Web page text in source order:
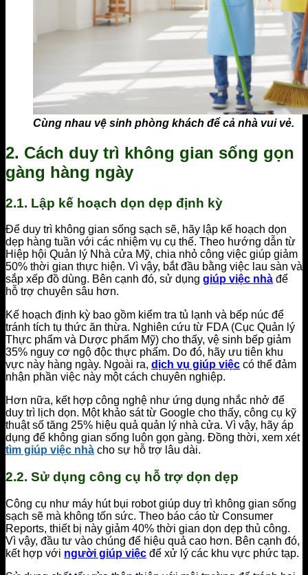
Cùng nhau vệ sinh phòng khách để cả nhà vui vẻ.
2. Cách duy trì không gian sống gọn
gàng hàng ngày
2.1. Lập kế hoạch dọn dẹp định kỳ
Để duy trì không gian sống sạch sẽ, hãy lập kế hoạch dọn
dẹp hàng tuần với các nhiệm vụ cụ thể. Theo hướng dẫn từ
Hiệp hội Quản lý Nhà cửa Mỹ, chia nhỏ công việc giúp giảm
50% thời gian thực hiện. Vì vậy, bắt đầu bằng việc lau sàn và
sắp xếp đồ dùng. Bên cạnh đó, sử dụng giúp việc nhà để
hỗ trợ chuyên sâu hơn.
Kế hoạch định kỳ bao gồm kiểm tra tủ lạnh và bếp núc để
tránh tích tụ thức ăn thừa. Nghiên cứu từ FDA (Cục Quản lý
Thực phẩm và Dược phẩm Mỹ) cho thấy, vệ sinh bếp giảm
35% nguy cơ ngộ độc thực phẩm. Do đó, hãy ưu tiên khu
vực này hàng ngày. Ngoài ra, dịch vụ giúp việc có thể đảm
nhận phần việc này một cách chuyên nghiệp.
Hơn nữa, kết hợp công nghệ như ứng dụng nhắc nhở để
duy trì lịch dọn. Một khảo sát từ Google cho thấy, công cụ kỹ
thuật số tăng 25% hiệu quả quản lý nhà cửa. Vì vậy, hãy áp
dụng để không gian sống luôn gọn gàng. Đồng thời, xem xét
tìm giúp việc nhà cho sự hỗ trợ lâu dài.
2.2. Sử dụng công cụ hỗ trợ dọn dẹp
Công cụ như máy hút bụi robot giúp duy trì không gian sống
sạch sẽ mà không tốn sức. Theo báo cáo từ Consumer
Reports, thiết bị này giảm 40% thời gian dọn dẹp thủ công.
Vì vậy, đầu tư vào chúng để hiệu quả cao hơn. Bên cạnh đó,
kết hợp với người giúp việc để xử lý các khu vực phức tạp.